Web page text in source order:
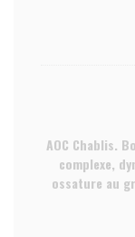
AOC Chablis.
complexe,
ossature au